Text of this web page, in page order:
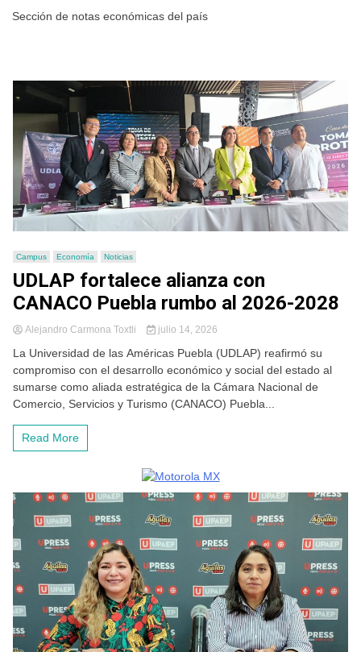
Sección de notas económicas del país
Campus Economía Noticias
UDLAP fortalece alianza con
CANACO Puebla rumbo al 2026-2028
Alejandro Carmona Toxtli julio 14, 2026
La Universidad de las Américas Puebla (UDLAP) reafirmó su
compromiso con el desarrollo económico y social del estado al
sumarse como aliada estratégica de la Cámara Nacional de
Comercio, Servicios y Turismo (CANACO) Puebla...
Read More